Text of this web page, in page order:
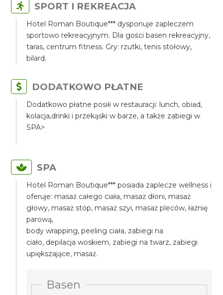
SPORT I REKREACJA
Hotel Roman Boutique*** dysponuje zapleczem
sportowo rekreacyjnym. Dla gości basen rekreacyjny,
taras, centrum fitness. Gry: rzutki, tenis stołowy,
bilard.
DODATKOWO PŁATNE
Dodatkowo płatne posiłi w restauracji: lunch, obiad,
kolacja,drinki i przekąski w barze, a także zabiegi w
SPA>
SPA
Hotel Roman Boutique*** posiada zaplecze wellness i
oferuje: masaż całego ciała, masaż dłoni, masaż
głowy, masaż stóp, masaż szyi, masaż pleców, łaźnię
parową,
body wrapping, peeling ciała, zabiegi na
ciało, depilacja woskiem, zabiegi na twarz, zabiegi
upiększające, masaż.
Basen